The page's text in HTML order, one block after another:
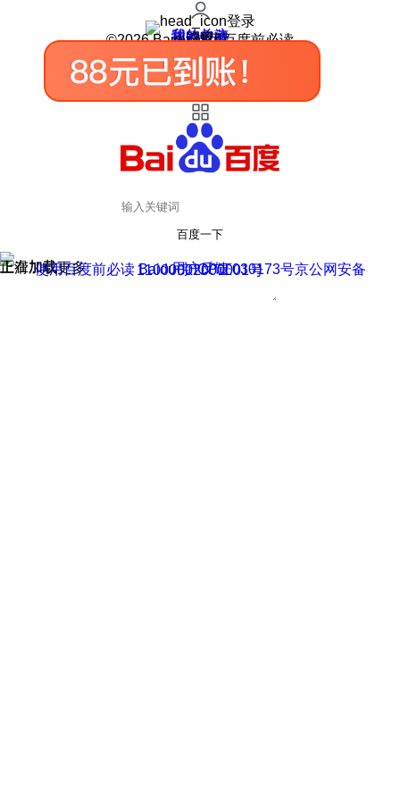
登录
我的关注
我的收藏
皮肤中心
用户反馈
设置
©2026 Baidu 使用百度前必读
百度一下
正在加载
上滑加载更多 用户反馈
使用百度前必读 Baidu 京ICP证030173号
京公网安备11000002000001号